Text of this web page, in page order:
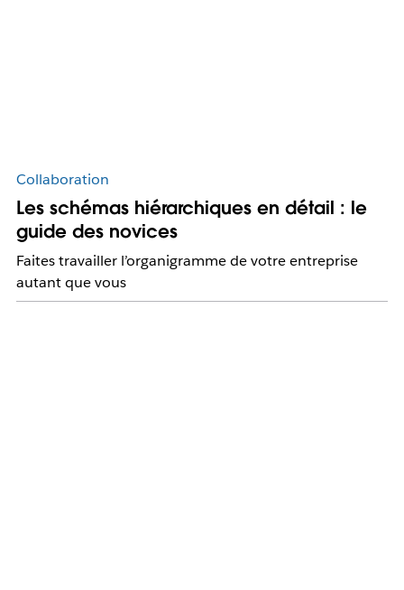
Collaboration
Les schémas hiérarchiques en détail : le
guide des novices
Faites travailler l’organigramme de votre entreprise
autant que vous